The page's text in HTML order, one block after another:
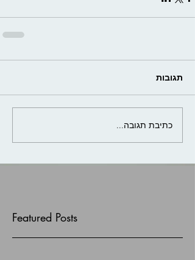
תגובות
כתיבת תגובה...
Featured Posts